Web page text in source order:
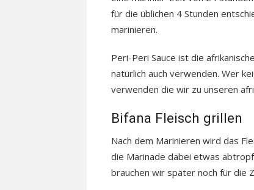
für die üblichen 4 Stunden
marinieren.
Peri-Peri Sauce ist die
natürlich auch verwenden. Wer
verwenden die wir zu unseren
Bifana Fleisch grillen
Nach dem Marinieren wird das
die Marinade dabei etwas
brauchen wir später noch für die